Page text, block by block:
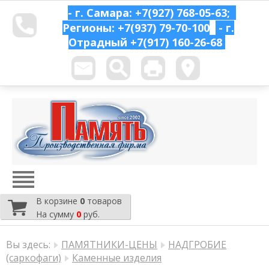
- г. Самара: +7(927) 768-05-63;
Регионы: +7(937) 79-70-100
- г.
Отрадный +7(917) 160-26-68
В корзине 0 товаров
На сумму 0 руб.
Вы здесь: ПАМЯТНИКИ-ЦЕНЫ
НАДГРОБИЕ
(саркофаги)
Каменные изделия